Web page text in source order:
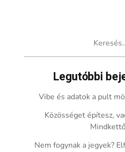
Legutóbbi
Vibe és adatok a pult
Közösséget építesz,
Nem fogynak a jegyek?